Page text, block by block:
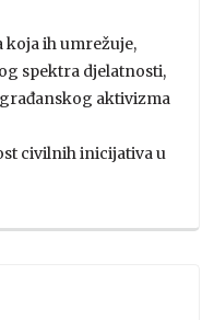
ih umrežuje,
spektra djelatnosti,
aktivizma
civilnih inicijativa u